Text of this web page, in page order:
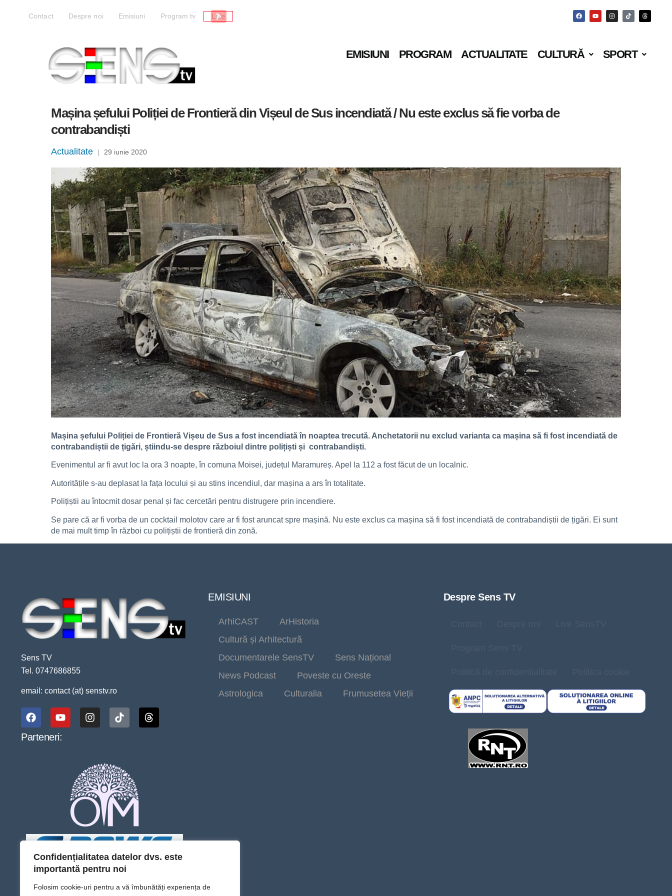
Confidențialitatea datelor dvs. este
importantă pentru noi
Folosim cookie-uri pentru a vă îmbunătăți experiența de
Contact Despre noi Emisiuni Program tv Live
EMISIUNI PROGRAM ACTUALITATE CULTURĂ SPORT
Mașina șefului Poliției de Frontieră din Vișeul de Sus incendiată / Nu este exclus să fie vorba de
contrabandiști
Actualitate | 29 iunie 2020
Mașina șefului Poliției de Frontieră Vișeu de Sus a fost incendiată în noaptea trecută. Anchetatorii nu exclud varianta ca mașina să fi fost incendiată de
contrabandiștii de țigări, știindu-se despre războiul dintre polițiști și contrabandiști.
Evenimentul ar fi avut loc la ora 3 noapte, în comuna Moisei, județul Maramureș. Apel la 112 a fost făcut de un localnic.
Autoritățile s-au deplasat la fața locului și au stins incendiul, dar mașina a ars în totalitate.
Polițiștii au întocmit dosar penal și fac cercetări pentru distrugere prin incendiere.
Se pare că ar fi vorba de un cocktail molotov care ar fi fost aruncat spre mașină. Nu este exclus ca mașina să fi fost incendiată de contrabandiștii de țigări. Ei sunt
de mai mult timp în război cu polițiștii de frontieră din zonă.
Sens TV
Tel. 0747686855
email: contact (at) senstv.ro
Parteneri:
EMISIUNI
ArhiCAST
ArHistoria
Cultură și Arhitectură
Documentarele SensTV
Sens Național
News Podcast
Poveste cu Oreste
Astrologica
Culturalia Frumusetea Vieții
Despre Sens TV